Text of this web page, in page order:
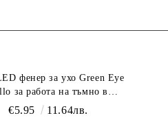
фенер за ухо Green Eye
за работа на тъмно в
€5.95 11.64лв.